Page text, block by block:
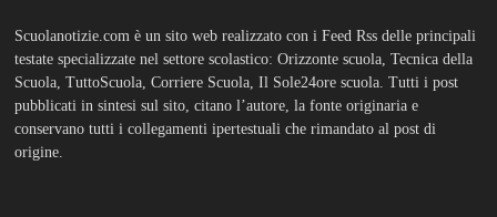
Scuolanotizie.com è un sito web realizzato con i Feed Rss delle principali
testate specializzate nel settore scolastico: Orizzonte scuola, Tecnica della
Scuola, TuttoScuola, Corriere Scuola, Il Sole24ore scuola. Tutti i post
pubblicati in sintesi sul sito, citano l’autore, la fonte originaria e
conservano tutti i collegamenti ipertestuali che rimandato al post di
origine.